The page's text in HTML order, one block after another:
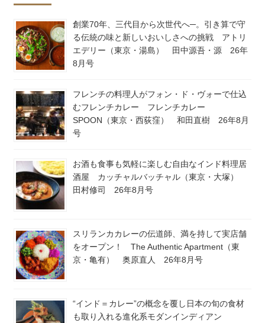
創業70年、三代目から次世代へ─。引き算で守
る伝統の味と新しいおいしさへの挑戦 アトリ
エデリー（東京・湯島） 田中源吾・源 26年
8月号
フレンチの料理人がフォン・ド・ヴォーで仕込
むフレンチカレー フレンチカレー
SPOON（東京・西荻窪） 和田直樹 26年8月
号
お酒も食事も気軽に楽しむ自由なインド料理居
酒屋 カッチャルバッチャル（東京・大塚）
田村修司 26年8月号
スリランカカレーの伝道師、満を持して実店舗
をオープン！ The Authentic Apartment（東
京・亀有） 奥原直人 26年8月号
“インド＝カレー”の概念を覆し日本の旬の食材
も取り入れる進化系モダンインディアン